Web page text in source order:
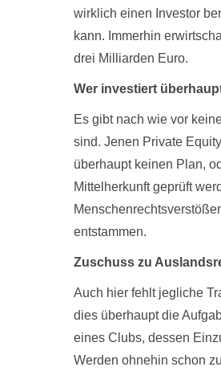
wirklich einen Investor
kann. Immerhin
drei Milliarden Euro.
Wer investiert
Es gibt nach wie vor
sind. Jenen Private
überhaupt keinen Plan,
Mittelherkunft geprüft
entstammen.
Zuschuss zu
Auch hier fehlt jegliche
dies überhaupt die
eines Clubs, dessen
Werden ohnehin schon